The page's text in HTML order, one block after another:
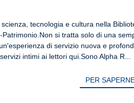
di libri
tecnologia e cultura nella
si tratta solo di una
di servizio nuova e
intimi ai lettori qui.Sono Alpha R...
PER